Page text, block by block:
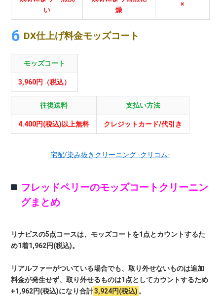
い
燥
×
DX仕上げ料金モッズコート
モッズコート
3,960円（税込）
往復送料 支払い方法
4.400円(税込)以上無料 クレジットカード/代引き
宅配/染み抜きクリーニング -クリコム-
フレッドペリーのモッズコートクリーニン
グまとめ
リナビスの5点コースは、モッズコートを1点とカウントするた
め1着1,962円(税込)。
リアルファーがついている場合でも、取り外せないものは追加
料金が発生せず、取り外せるものは1点としてカウントするため
+1,962円(税込)になり合計3,924円(税込) 。